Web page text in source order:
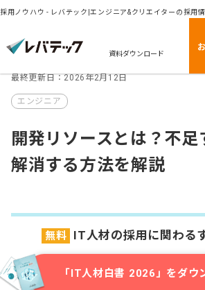
採用ノウハウ - レバテック|エンジニア&クリエイターの採用
資料ダウンロード
最終更新日：2026年2月12日
エンジニア
開発リソースとは？不足
解消する方法を解説
無料 IT人材の採用に関わる
「IT人材白書 2026」をダウ